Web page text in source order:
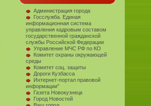
Администрация города
Госслужба. Единая
информационная система
управления кадровым составом
государственной гражданской
службы Российской Федерации
Управление МЧС РФ по КО
Комитет охраны окружающей
среды
Комитет соц. защиты
Дороги Кузбасса
Интернет-портал правовой
информации"
Газета Новокузнецк
Город Новостей